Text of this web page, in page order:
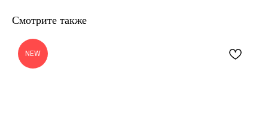
Смотрите также
NEW